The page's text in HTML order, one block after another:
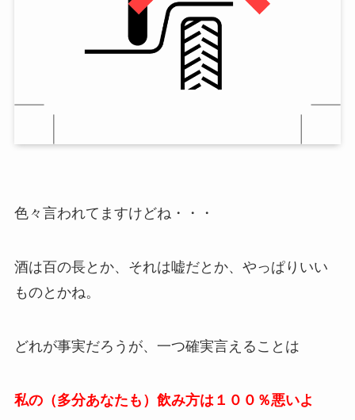
色々言われてますけどね・・・
酒は百の長とか、それは嘘だとか、やっぱりいい
ものとかね。
どれが事実だろうが、一つ確実言えることは
私の（多分あなたも）飲み方は１００％悪いよ